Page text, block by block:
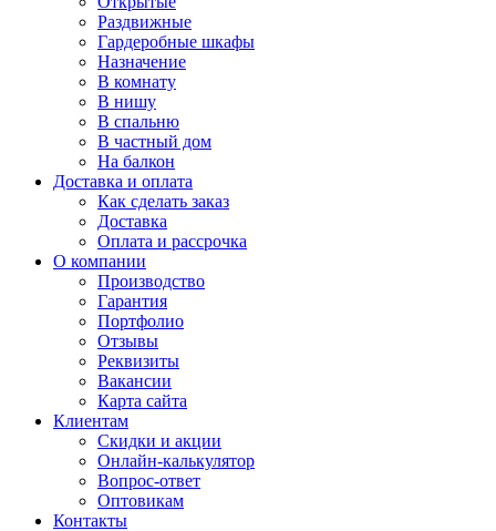
Раздвижные
Гардеробные шкафы
Назначение
В комнату
В нишу
В спальню
В частный дом
На балкон
Доставка и оплата
Как сделать заказ
Доставка
Оплата и рассрочка
О компании
Производство
Гарантия
Портфолио
Отзывы
Реквизиты
Вакансии
Карта сайта
Клиентам
Скидки и акции
Онлайн-калькулятор
Вопрос-ответ
Оптовикам
Контакты